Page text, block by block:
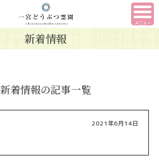
メニュー
新着情報
新着情報の記事一覧
2021年6月14日